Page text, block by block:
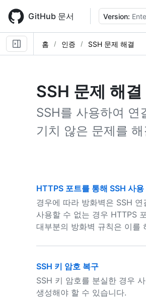
main
content
GitHub 문서 Version:
홈 인증 SSH 문제 해결
SSH 문제 해결
SSH를 사용하여
기치 않은 문제를
HTTPS 포트를 통해 SSH 사용
경우에 따라 방화벽은 SSH
사용할 수 없는 경우 HTTPS
대부분의 방화벽 규칙은 이를
SSH 키 암호 복구
SSH 키 암호를 분실한 경우
생성해야 할 수 있습니다.